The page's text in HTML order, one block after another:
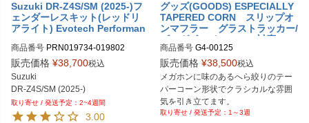
Suzuki DR-Z4S/SM (2025-)フ
ェンダーレスキット(レッドリ
アライト) Evotech Performan
商品番号 PRN019734-019802
PRN019734-019802-01
PRN019734-019802-02
販売価格 ¥38,700税込
Suzuki
DR-Z4S/SM (2025-)
2~4週間
3.00
グッズ(GOODS) ESPECIALLY
TAPERED CORN スリップオ
ンマフラー グラストラッカー/
ビッグボーイ 08’～(FI対応)
商品番号 G4-00125
販売価格 ¥38,500税込
メガホンに味のあるへら絞りのテー
パーコーン形状でクラシカルな雰囲
気を引き立てます。
シルバー
1～3週